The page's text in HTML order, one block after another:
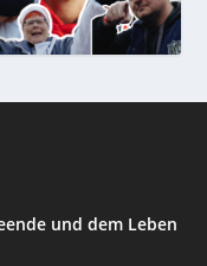
und dem Leben